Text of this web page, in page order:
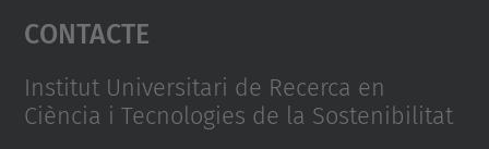
powered by
Contacte
Institut Universitari de Recerca en
Ciència i Tecnologies de la Sostenibilitat